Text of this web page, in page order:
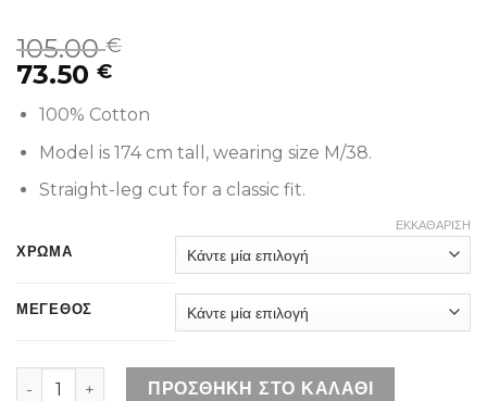
105.00€
73.50 €
100% Cotton
Model is 174 cm tall, wearing size M/38.
Straight-leg cut for a classic fit.
ΧΡΩΜΑ
ΜΕΓΕΘΟΣ
ΕΚΚΑΘΆΡΙΣΗ
MEXX MF006200853W LIGHT STONE ποσότητα
ΠΡΟΣΘΉΚΗ ΣΤΟ ΚΑΛΆΘΙ